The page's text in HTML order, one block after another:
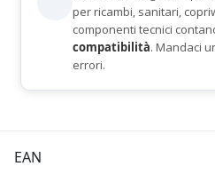
per ricambi, sanitari,
componenti tecnici
compatibilità. Mandaci
errori.
EAN